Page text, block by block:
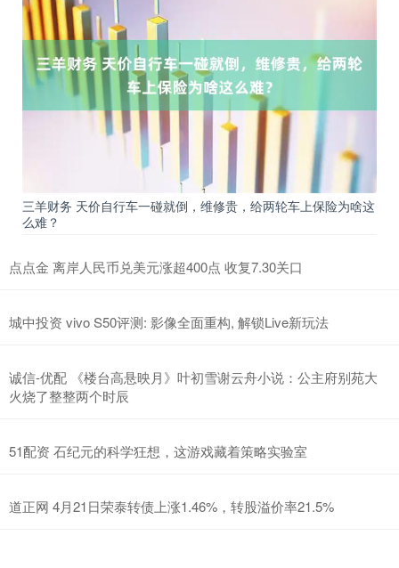
三羊财务 天价自行车一碰就倒，维修贵，给两轮车上保险为啥这
么难？
点点金 离岸人民币兑美元涨超400点 收复7.30关口
城中投资 vivo S50评测: 影像全面重构, 解锁Live新玩法
诚信-优配 《楼台高悬映月》叶初雪谢云舟小说：公主府别苑大
火烧了整整两个时辰
51配资 石纪元的科学狂想，这游戏藏着策略实验室
道正网 4月21日荣泰转债上涨1.46%，转股溢价率21.5%